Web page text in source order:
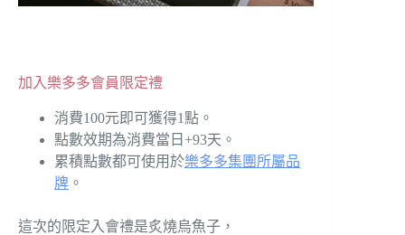
加入樂多多會員限定禮
消費100元即可獲得1點。
點數效期為消費當日+93天。
累積點數都可使用於樂多多集團所屬品
牌 。
這次的限定入會禮是炙燒烏魚子，